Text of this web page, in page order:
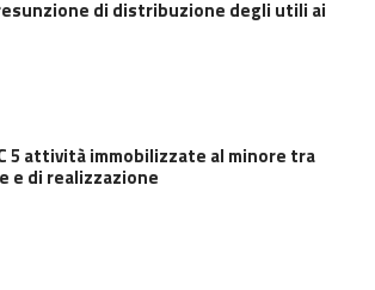
di distribuzione degli utili ai
5 attività immobilizzate al minore tra
e di realizzazione